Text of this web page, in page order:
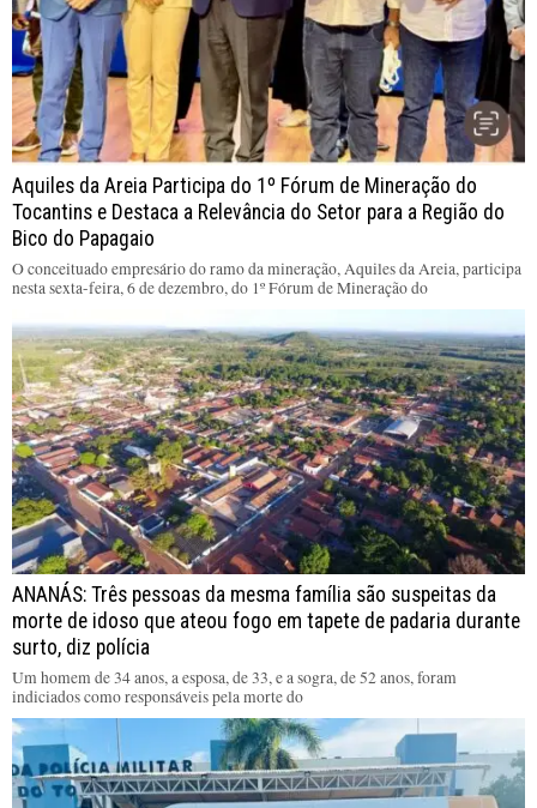
Aquiles da Areia Participa do 1º Fórum de Mineração do
Tocantins e Destaca a Relevância do Setor para a Região do
Bico do Papagaio
O conceituado empresário do ramo da mineração, Aquiles da Areia, participa
nesta sexta-feira, 6 de dezembro, do 1º Fórum de Mineração do
ANANÁS: Três pessoas da mesma família são suspeitas da
morte de idoso que ateou fogo em tapete de padaria durante
surto, diz polícia
Um homem de 34 anos, a esposa, de 33, e a sogra, de 52 anos, foram
indiciados como responsáveis pela morte do